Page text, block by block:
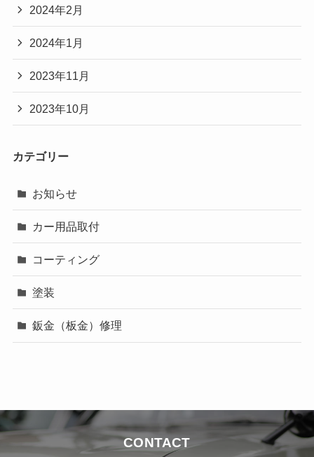
2024年2月
2024年1月
2023年11月
2023年10月
カテゴリー
お知らせ
カー用品取付
コーティング
塗装
鈑金（板金）修理
CONTACT